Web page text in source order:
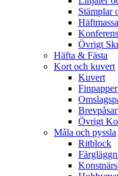
Stämplar
Övrigt
Häfta & Fästa
Kort och kuvert
Kuvert
Övrigt
Måla och pyssla
Ritblock